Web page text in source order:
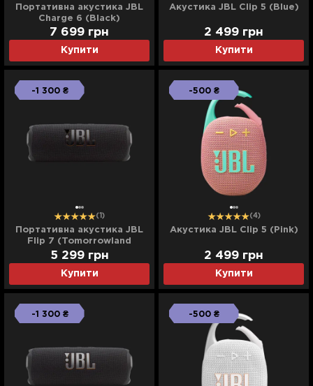
Портативна акустика JBL
Charge 6 (Black)
Купити
7 699 грн
Акустика JBL Clip 5 (Blue)
Купити
2 499 грн
-1 300 ₴
(1)
Портативна акустика JBL
Flip 7 (Tomorrowland
Edition)
Купити
5 299 грн
-500 ₴
(4)
Акустика JBL Clip 5 (Pink)
Купити
2 499 грн
-1 300 ₴ -500 ₴